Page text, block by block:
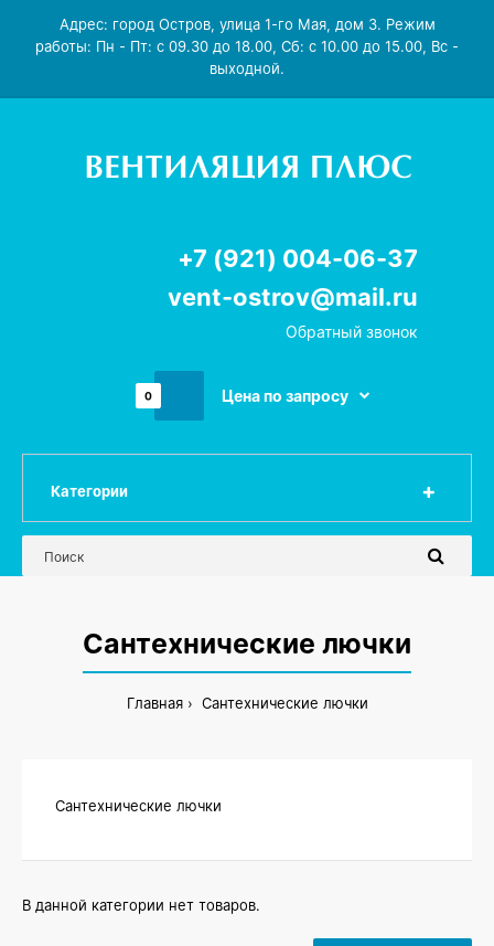
Адрес: город Остров, улица 1-го Мая, дом 3. Режим
работы: Пн - Пт: с 09.30 до 18.00, Сб: с 10.00 до 15.00, Вс -
выходной.
+7 (921) 004-06-37
vent-ostrov@mail.ru
Обратный звонок
0 Цена по запросу
Категории
Сантехнические лючки
Главная Сантехнические лючки
Сантехнические лючки
В данной категории нет товаров.